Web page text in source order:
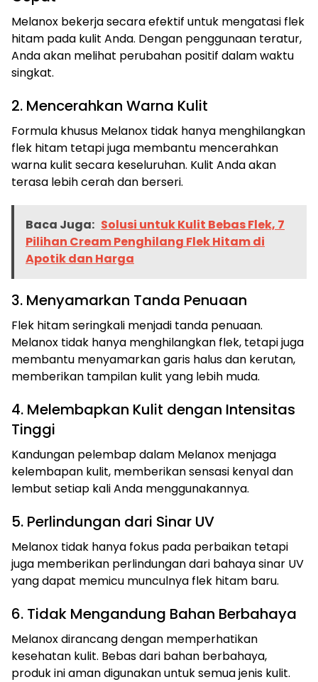
Melanox bekerja secara efektif untuk mengatasi flek
hitam pada kulit Anda. Dengan penggunaan teratur,
Anda akan melihat perubahan positif dalam waktu
singkat.
2. Mencerahkan Warna Kulit
Formula khusus Melanox tidak hanya menghilangkan
flek hitam tetapi juga membantu mencerahkan
warna kulit secara keseluruhan. Kulit Anda akan
terasa lebih cerah dan berseri.
Baca Juga: Solusi untuk Kulit Bebas Flek, 7
Pilihan Cream Penghilang Flek Hitam di
Apotik dan Harga
3. Menyamarkan Tanda Penuaan
Flek hitam seringkali menjadi tanda penuaan.
Melanox tidak hanya menghilangkan flek, tetapi juga
membantu menyamarkan garis halus dan kerutan,
memberikan tampilan kulit yang lebih muda.
4. Melembapkan Kulit dengan Intensitas
Tinggi
Kandungan pelembap dalam Melanox menjaga
kelembapan kulit, memberikan sensasi kenyal dan
lembut setiap kali Anda menggunakannya.
5. Perlindungan dari Sinar UV
Melanox tidak hanya fokus pada perbaikan tetapi
juga memberikan perlindungan dari bahaya sinar UV
yang dapat memicu munculnya flek hitam baru.
6. Tidak Mengandung Bahan Berbahaya
Melanox dirancang dengan memperhatikan
kesehatan kulit. Bebas dari bahan berbahaya,
produk ini aman digunakan untuk semua jenis kulit.